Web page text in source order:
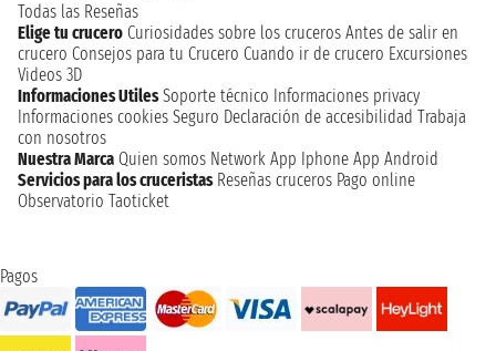
Todas las Reseñas
Elige tu crucero Curiosidades sobre los cruceros Antes de salir en
crucero Consejos para tu Crucero Cuando ir de crucero Excursiones
Videos 3D
Informaciones Utiles Soporte técnico Informaciones privacy
Informaciones cookies Seguro Declaración de accesibilidad Trabaja
con nosotros
Nuestra Marca Quien somos Network App Iphone App Android
Servicios para los cruceristas Reseñas cruceros Pago online
Observatorio Taoticket
Pagos